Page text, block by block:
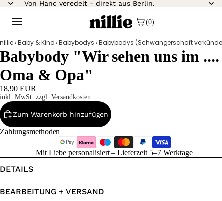
Von Hand veredelt - direkt aus Berlin.
(0)
nillie›Baby & Kind ›Babybodys ›Babybodys (Schwangerschaft
Babybody "Wir sehen uns im ....
Oma & Opa"
18,90 EUR
inkl. MwSt. zzgl. Versandkosten
Zum Warenkorb hinzufügen
Zahlungsmethoden
Mit Liebe personalisiert – Lieferzeit 5–7 Werktage
DETAILS
BEARBEITUNG + VERSAND